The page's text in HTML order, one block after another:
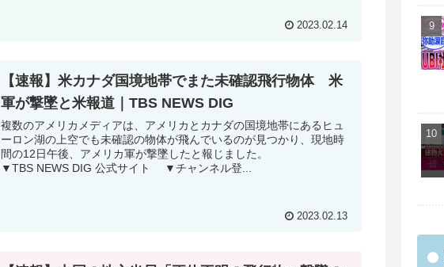
2023.02.14
【速報】米カナダ国境地帯でまた未確認飛行物体 米
軍が撃墜と米報道｜TBS NEWS DIG
複数のアメリカメディアは、アメリカとカナダの国境地帯にあるヒュ
ーロン湖の上空でも未確認の物体が飛んでいるのが見つかり、現地時
間の12日午後、アメリカ軍が撃墜したと報じました。
▼TBS NEWS DIG 公式サイト ▼チャンネル登...
2023.02.13